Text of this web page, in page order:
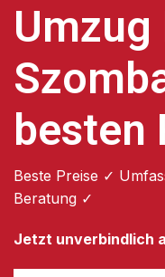
Umzug
besten
Beste Preise ✓
Beratung ✓
Jetzt unverbindlich